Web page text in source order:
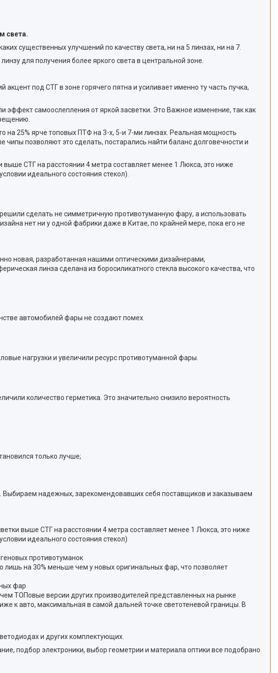
света.
существенных улучшений по качеству света, ни на 5 линзах, ни на 7.
для получения более яркого света в центральной зоне.
под СТГ в зоне горячего пятна и усиливает именно ту часть пучка,
самоослепления от яркой засветки. Это Важное изменение, так как
на 25% ярче топовых ПТФ на 3-х, 5-и 7-ми линзах. Реальная мощность
позволяют это сделать, постарались найти баланс долговечности и
выше СТГ на расстоянии 4 метра составляет менее 1 Люкса, это ниже
идеального состояния стекол).
сделать не симметричную противотуманную фару, а использовать
нет ни у одной фабрики даже в Китае, по крайней мере, пока его не
новая, разработанная нашими оптическими дизайнерами,
линза сделана из боросиликатного стекла высокого качества, что
автомобилей фары не создают помех.
нагрузки и увеличили ресурс противотуманной фары.
количество герметика. Это значительно снизило вероятность
только лучше;
надежных, зарекомендовавших себя поставщиков и заказываем
выше СТГ на расстоянии 4 метра составляет менее 1 Люкса, это ниже
идеального состояния стекол)
противотуманок
лишь на 30% меньше чем у новых оригинальных фар, что позволяет
фар
ТОПовые версии других производителей представленных на рынке
к авто, максимальная в самой дальней точке светотеневой границы. В
и других комплектующих.
подбор электроники, выбор геометрии и материала оптики все подобрано